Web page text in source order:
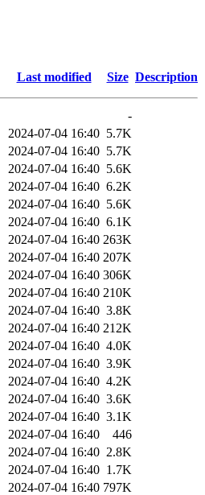
Last modified Size Description
-
2024-07-04 16:40 5.7K
2024-07-04 16:40 5.7K
2024-07-04 16:40 5.6K
2024-07-04 16:40 6.2K
2024-07-04 16:40 5.6K
2024-07-04 16:40 6.1K
2024-07-04 16:40 263K
2024-07-04 16:40 207K
2024-07-04 16:40 306K
2024-07-04 16:40 210K
2024-07-04 16:40 3.8K
2024-07-04 16:40 212K
2024-07-04 16:40 4.0K
2024-07-04 16:40 3.9K
2024-07-04 16:40 4.2K
2024-07-04 16:40 3.6K
2024-07-04 16:40 3.1K
2024-07-04 16:40
446
2024-07-04 16:40 2.8K
2024-07-04 16:40 1.7K
2024-07-04 16:40 797K